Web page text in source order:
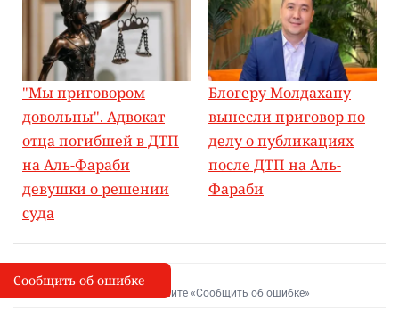
"Мы приговором
довольны". Адвокат
отца погибшей в ДТП
на Аль-Фараби
девушки о решении
суда
Блогеру Молдахану
вынесли приговор по
делу о публикациях
после ДТП на Аль-
Фараби
I
Сообщить об опечатке
Выделите фрагмент и нажмите «Сообщить об ошибке»
Сообщить об ошибке